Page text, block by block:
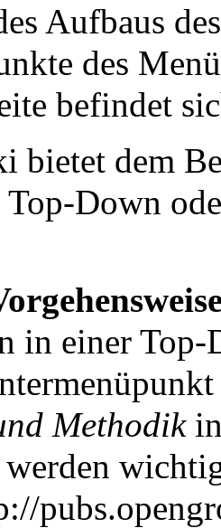
Aufbaus
des
befindet
bietet dem
Down
in einer
Methodikin
werden